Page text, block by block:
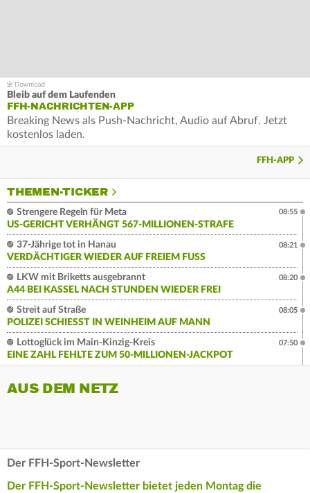
Bleib auf dem Laufenden
FFH-NACHRICHTEN-APP
Breaking News als Push-Nachricht, Audio auf Abruf. Jetzt
kostenlos laden.
FFH-APP
THEMEN-TICKER
Strengere Regeln für Meta
US-GERICHT VERHÄNGT 567-MILLIONEN-STRAFE
08:55
37-Jährige tot in Hanau
VERDÄCHTIGER WIEDER AUF FREIEM FUSS
08:21
LKW mit Briketts ausgebrannt
A44 BEI KASSEL NACH STUNDEN WIEDER FREI
08:20
Streit auf Straße
POLIZEI SCHIESST IN WEINHEIM AUF MANN
08:05
Lottoglück im Main-Kinzig-Kreis
EINE ZAHL FEHLTE ZUM 50-MILLIONEN-JACKPOT
07:50
AUS DEM NETZ
Der FFH-Sport-Newsletter
Der FFH-Sport-Newsletter bietet jeden Montag die